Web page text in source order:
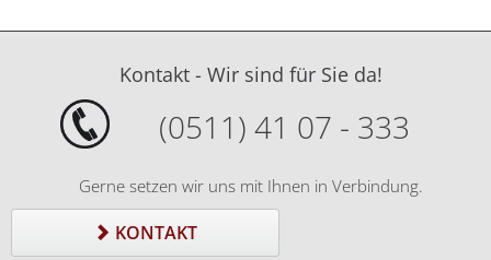
Kontakt - Wir sind für Sie da!
(0511) 41 07 - 333
Gerne setzen wir uns mit Ihnen in Verbindung.
KONTAKT